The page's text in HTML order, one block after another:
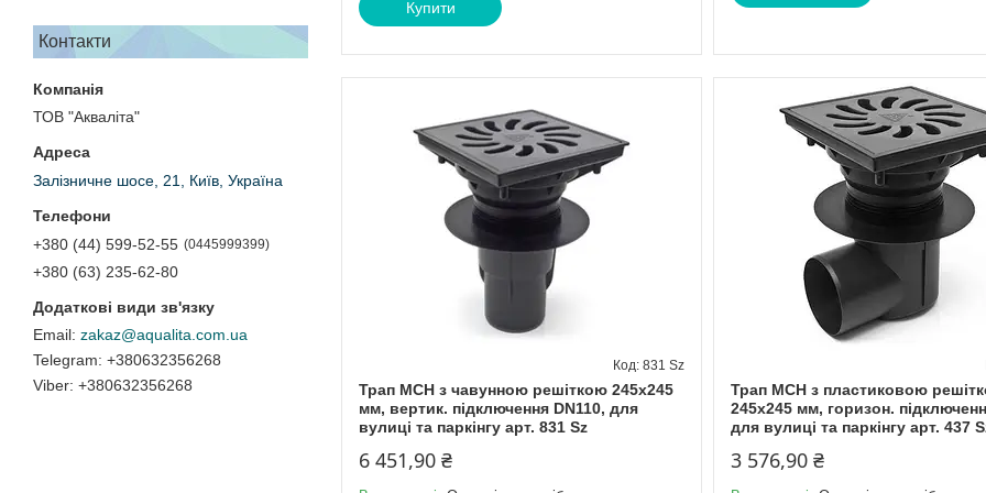
Контакти
ТОВ "Акваліта"
Залізничне шосе, 21, Київ, Україна
+380 (44) 599-52-55 0445999399
+380 (63) 235-62-80
zakaz@aqualita.com.ua
+380632356268
+380632356268
Купити
Трап МСН з чавунною решіткою 245х245
мм, вертик. підключення DN110, для
вулиці та паркінгу арт. 831 Sz
831 Sz
6 451,90 ₴
Трап МСН з пластиковою
245х245 мм, горизон.
для вулиці та паркінгу арт. 437
3 576,90 ₴